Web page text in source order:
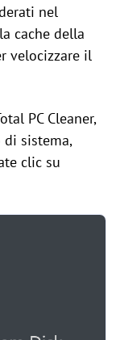
nel
cache della
velocizzare il
PC Cleaner,
sistema,
clic su